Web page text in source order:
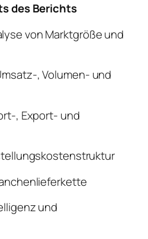
des Berichts
von Marktgröße und
, Volumen- und
, Export- und
und